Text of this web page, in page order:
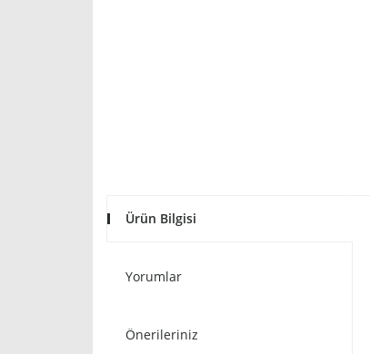
Ürün Bilgisi
Yorumlar
Önerileriniz